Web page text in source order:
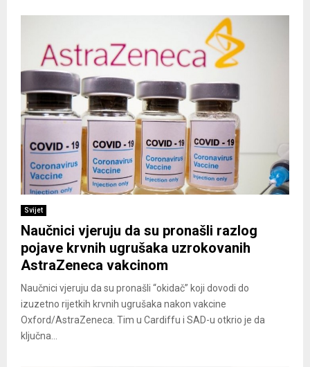
Svijet
Naučnici vjeruju da su pronašli razlog
pojave krvnih ugrušaka uzrokovanih
AstraZeneca vakcinom
Naučnici vjeruju da su pronašli “okidač” koji dovodi do
izuzetno rijetkih krvnih ugrušaka nakon vakcine
Oxford/AstraZeneca. Tim u Cardiffu i SAD-u otkrio je da
ključna...